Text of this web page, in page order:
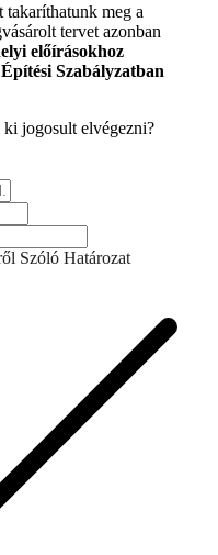
takaríthatunk meg a
tervet azonban
előírásokhoz
Szabályzatban
ki jogosult elvégezni?
Szóló Határozat